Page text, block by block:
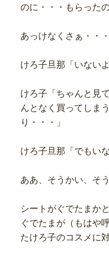
のに・・・もらった
あっけなくさぁ・・・
けろ子旦那「いないよ
けろ子「ちゃんと見
んとなく買ってしま
り・・・」
けろ子旦那「でもいな
ああ、そうかい、そ
シートがぐでたまか
ぐでたまが（もはや
たけろ子のコスメに